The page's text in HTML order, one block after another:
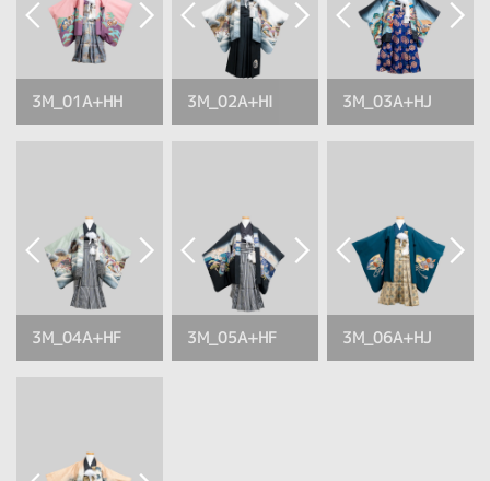
3M_01A+HH 3M_02A+HI 3M_03A+HJ
3M_04A+HF 3M_05A+HF 3M_06A+HJ